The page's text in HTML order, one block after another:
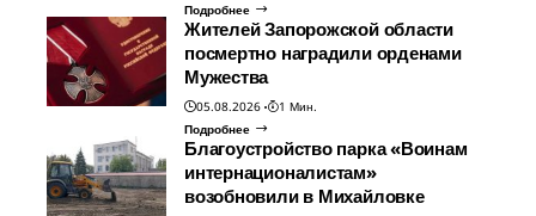
Подробнее
Жителей Запорожской области
посмертно наградили орденами
Мужества
05.08.2026
1 Мин.
Подробнее
Благоустройство парка «Воинам
интернационалистам»
возобновили в Михайловке